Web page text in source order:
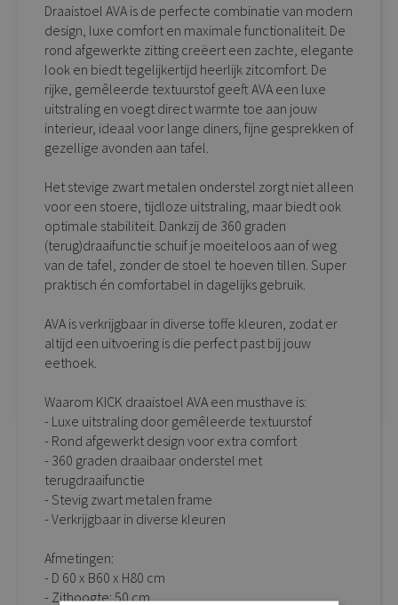
Draaistoel AVA is de perfecte combinatie van modern
design, luxe comfort en maximale functionaliteit. De
rond afgewerkte zitting creëert een zachte, elegante
look en biedt tegelijkertijd heerlijk zitcomfort. De
rijke, gemêleerde textuurstof geeft AVA een luxe
uitstraling en voegt direct warmte toe aan jouw
interieur, ideaal voor lange diners, fijne gesprekken of
gezellige avonden aan tafel.
Het stevige zwart metalen onderstel zorgt niet alleen
voor een stoere, tijdloze uitstraling, maar biedt ook
optimale stabiliteit. Dankzij de 360 graden
(terug)draaifunctie schuif je moeiteloos aan of weg
van de tafel, zonder de stoel te hoeven tillen. Super
praktisch én comfortabel in dagelijks gebruik.
AVA is verkrijgbaar in diverse toffe kleuren, zodat er
altijd een uitvoering is die perfect past bij jouw
eethoek.
Waarom KICK draaistoel AVA een musthave is:
- Luxe uitstraling door gemêleerde textuurstof
- Rond afgewerkt design voor extra comfort
- 360 graden draaibaar onderstel met
terugdraaifunctie
- Stevig zwart metalen frame
- Verkrijgbaar in diverse kleuren
Afmetingen:
- D 60 x B60 x H80 cm
- Zithoogte: 50 cm